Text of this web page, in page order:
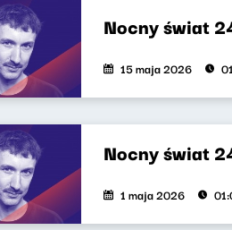
Nocny świat
15 maja 2026
Nocny świat
1 maja 2026